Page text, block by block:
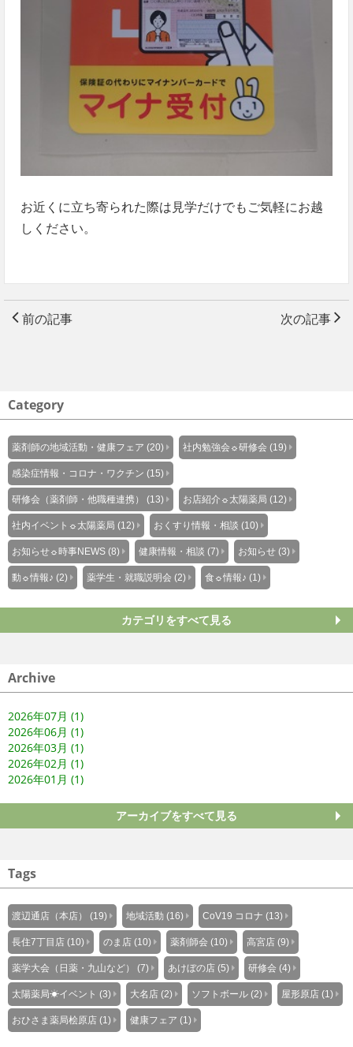
お近くに立ち寄られた際は見学だけでもご気軽にお越
しください。
前の記事 次の記事
Category
薬剤師の地域活動・健康フェア (20) 社内勉強会☼研修会 (19)
感染症情報・コロナ・ワクチン (15)
研修会（薬剤師・他職種連携） (13) お店紹介☼太陽薬局 (12)
社内イベント☼太陽薬局 (12) おくすり情報・相談 (10)
お知らせ☼時事NEWS (8) 健康情報・相談 (7) お知らせ (3)
動☼情報♪ (2) 薬学生・就職説明会 (2) 食☼情報♪ (1)
カテゴリをすべて見る
Archive
2026年07月 (1)
2026年06月 (1)
2026年03月 (1)
2026年02月 (1)
2026年01月 (1)
アーカイブをすべて見る
Tags
渡辺通店（本店） (19) 地域活動 (16) CoV19 コロナ (13)
長住7丁目店 (10) のま店 (10) 薬剤師会 (10) 高宮店 (9)
薬学大会（日薬・九山など） (7) あけぼの店 (5) 研修会 (4)
太陽薬局☀イベント (3) 大名店 (2) ソフトボール (2) 屋形原店 (1)
おひさま薬局桧原店 (1) 健康フェア (1)